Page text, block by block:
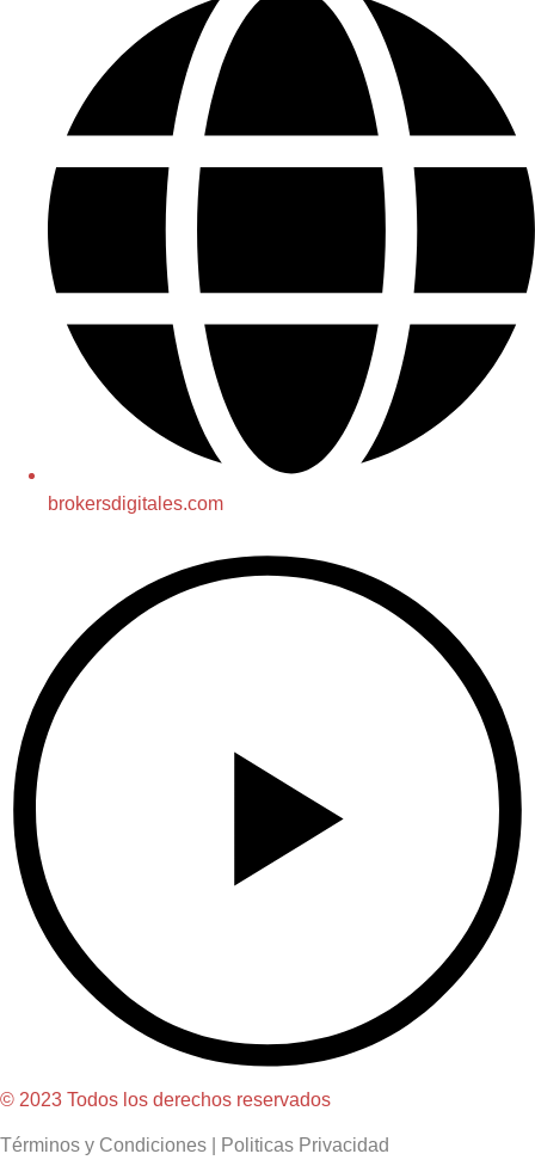
brokersdigitales.com
© 2023 Todos los derechos reservados
Términos y Condiciones Politicas Privacidad